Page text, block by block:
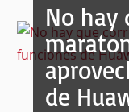
No hay
de